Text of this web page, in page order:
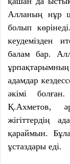
Алланың нұр
болып
кеудемізден
балам бар.
ұрпақтарымның
адамдар
әкімі
Қ.Ахметов,
жігіттердің
қараймын.
ұстаздары еді.